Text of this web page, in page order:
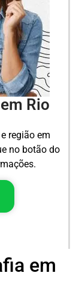
Rio
região em
no botão do
em